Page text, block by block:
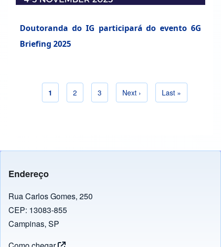
Doutoranda do IG participará do evento 6G
Briefing 2025
Paginação
Página atual
1 Página
2 Página
3 Próxima página
Next › Última página
Last »
Endereço
Rua Carlos Gomes, 250
CEP: 13083-855
Campinas, SP